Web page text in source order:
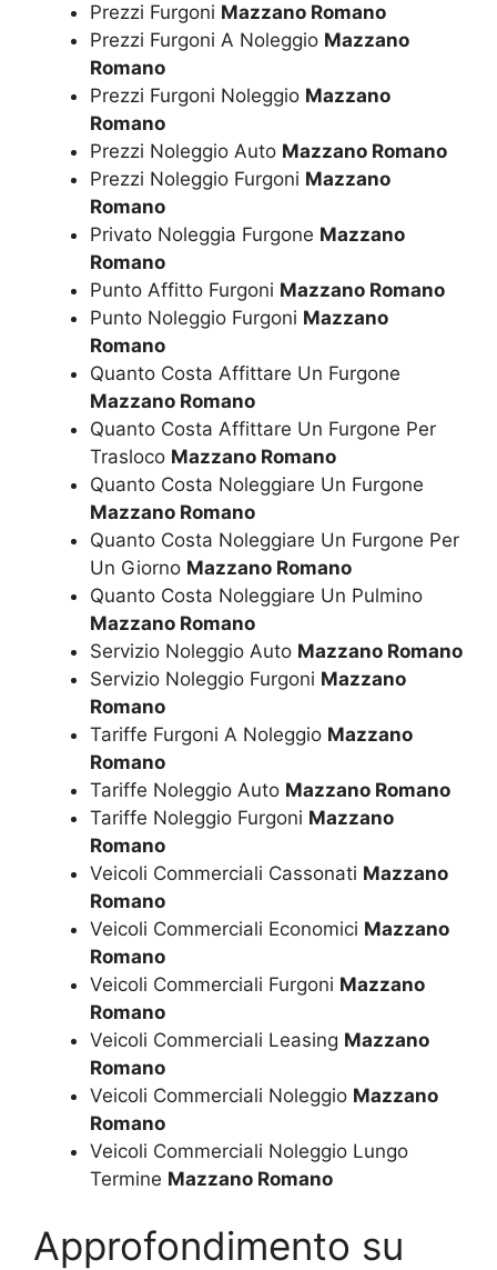
Prezzi Furgoni Mazzano Romano
Prezzi Furgoni A Noleggio Mazzano
Romano
Prezzi Furgoni Noleggio Mazzano
Romano
Prezzi Noleggio Auto Mazzano Romano
Prezzi Noleggio Furgoni Mazzano
Romano
Privato Noleggia Furgone Mazzano
Romano
Punto Affitto Furgoni Mazzano Romano
Punto Noleggio Furgoni Mazzano
Romano
Quanto Costa Affittare Un Furgone
Mazzano Romano
Quanto Costa Affittare Un Furgone Per
Trasloco Mazzano Romano
Quanto Costa Noleggiare Un Furgone
Mazzano Romano
Quanto Costa Noleggiare Un Furgone Per
Un Giorno Mazzano Romano
Quanto Costa Noleggiare Un Pulmino
Mazzano Romano
Servizio Noleggio Auto Mazzano Romano
Servizio Noleggio Furgoni Mazzano
Romano
Tariffe Furgoni A Noleggio Mazzano
Romano
Tariffe Noleggio Auto Mazzano Romano
Tariffe Noleggio Furgoni Mazzano
Romano
Veicoli Commerciali Cassonati Mazzano
Romano
Veicoli Commerciali Economici Mazzano
Romano
Veicoli Commerciali Furgoni Mazzano
Romano
Veicoli Commerciali Leasing Mazzano
Romano
Veicoli Commerciali Noleggio Mazzano
Romano
Veicoli Commerciali Noleggio Lungo
Termine Mazzano Romano
Approfondimento su